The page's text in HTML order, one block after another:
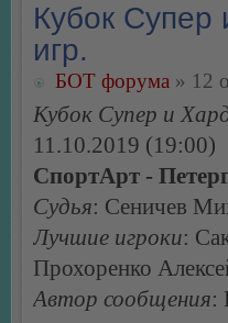
Кубок Супер
игр.
БОТ форума » 12
Кубок Супер и
11.10.2019 (19:00)
СпортАрт -
Судья: Сеничев
Лучшие игроки:
Прохоренко
Автор сообщения: